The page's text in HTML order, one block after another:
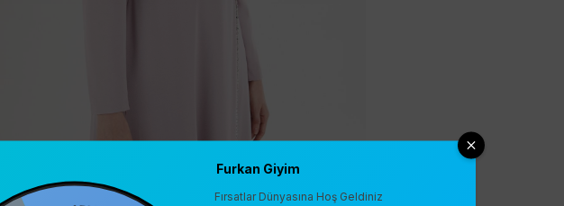
Furkan Giyim
Fırsatlar Dünyasına Hoş Geldiniz